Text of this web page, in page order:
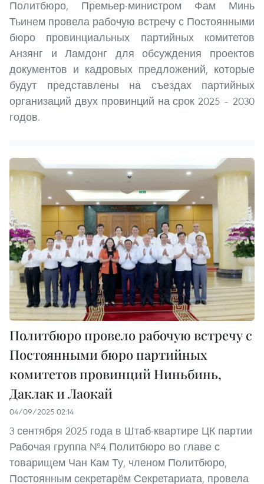
Политбюро, Премьер-министром Фам Минь
Тьинем провела рабочую встречу с Постоянными
бюро провинциальных партийных комитетов
Анзянг и Ламдонг для обсуждения проектов
документов и кадровых предложений, которые
будут представлены на съездах партийных
организаций двух провинций на срок 2025 – 2030
годов.
Политбюро провело рабочую встречу с
Постоянными бюро партийных
комитетов провинций Ниньбинь,
Даклак и Лаокай
04/09/2025 02:14
3 сентября 2025 года в Штаб-квартире ЦК партии
Рабочая группа №4 Политбюро во главе с
товарищем Чан Кам Ту, членом Политбюро,
Постоянным секретарём Секретариата, провела